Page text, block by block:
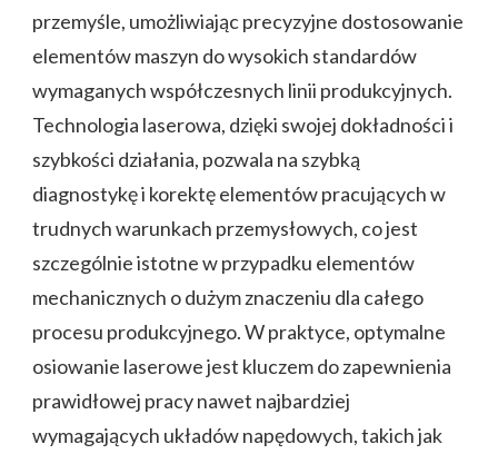
przemyśle, umożliwiając precyzyjne dostosowanie
elementów maszyn do wysokich standardów
wymaganych współczesnych linii produkcyjnych.
Technologia laserowa, dzięki swojej dokładności i
szybkości działania, pozwala na szybką
diagnostykę i korektę elementów pracujących w
trudnych warunkach przemysłowych, co jest
szczególnie istotne w przypadku elementów
mechanicznych o dużym znaczeniu dla całego
procesu produkcyjnego. W praktyce, optymalne
osiowanie laserowe jest kluczem do zapewnienia
prawidłowej pracy nawet najbardziej
wymagających układów napędowych, takich jak